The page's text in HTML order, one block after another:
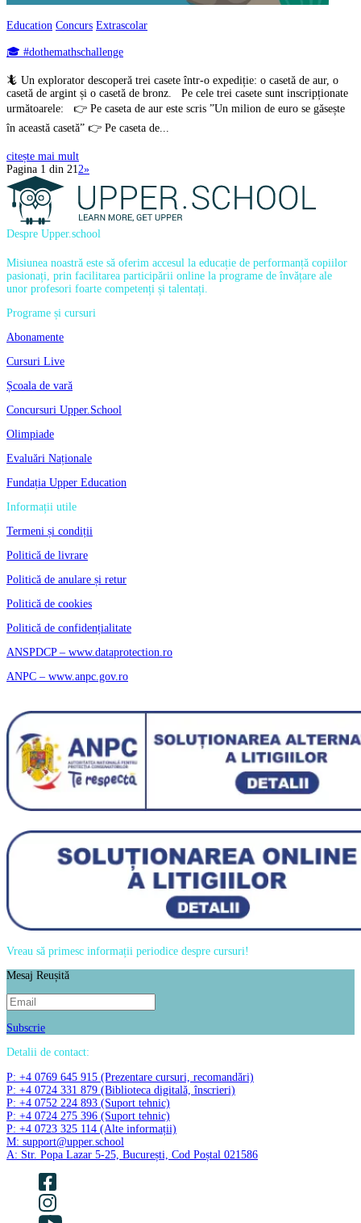
Education Concurs Extrascolar
🎓 #dothemathschallenge
🦎 Un explorator descoperă trei casete într-o expediție: o casetă de aur, o
casetă de argint și o casetă de bronz. Pe cele trei casete sunt inscripționate
următoarele: 👉 Pe caseta de aur este scris ”Un milion de euro se găsește
în această casetă” 👉 Pe caseta de...
citește mai mult
Pagina 1 din 212»
Despre Upper.school
Misiunea noastră este să oferim accesul la educație de performanță copiilor
pasionați, prin facilitarea participării online la programe de învățare ale
unor profesori foarte competenți și talentați.
Programe și cursuri
Abonamente
Cursuri Live
Școala de vară
Concursuri Upper.School
Olimpiade
Evaluări Naționale
Fundația Upper Education
Informații utile
Termeni și condiții
Politică de livrare
Politică de anulare și retur
Politică de cookies
Politică de confidențialitate
ANSPDCP – www.dataprotection.ro
ANPC – www.anpc.gov.ro
Vreau să primesc informații periodice despre cursuri!
Mesaj Reușită
Subscrie
Detalii de contact:
P: +4 0769 645 915 (Prezentare cursuri, recomandări)
P: +4 0724 331 879 (Biblioteca digitală, înscrieri)
P: +4 0752 224 893 (Suport tehnic)
P: +4 0724 275 396 (Suport tehnic)
P: +4 0723 325 114 (Alte informații)
M: support@upper.school
A: Str. Popa Lazar 5-25, București, Cod Poștal 021586